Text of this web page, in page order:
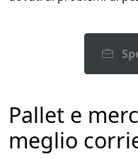
Pallet e
meglio